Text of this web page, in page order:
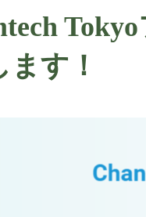
ます！